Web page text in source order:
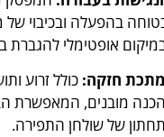
בהפעלה ובכיבוי
אופטימלי
חזקה: כולל זרוע
מובנים, המאפשרת
של שולחן התפירה.